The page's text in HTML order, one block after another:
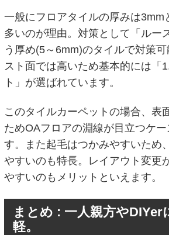
一般にフロアタイルの厚みは3mm
多いのが理由。対策として「ルー
う厚め(5～6mm)のタイルで対策
スト面では高いため基本的には「
ト」が選ばれています。
このタイルカーペットの場合、表
ためOAフロアの淵線が目立つケ
す。また起毛はつかみやすいため
やすいのも特長。レイアウト変更
やすいのもメリットといえます。
まとめ : 一人親方やDIYer
軽。